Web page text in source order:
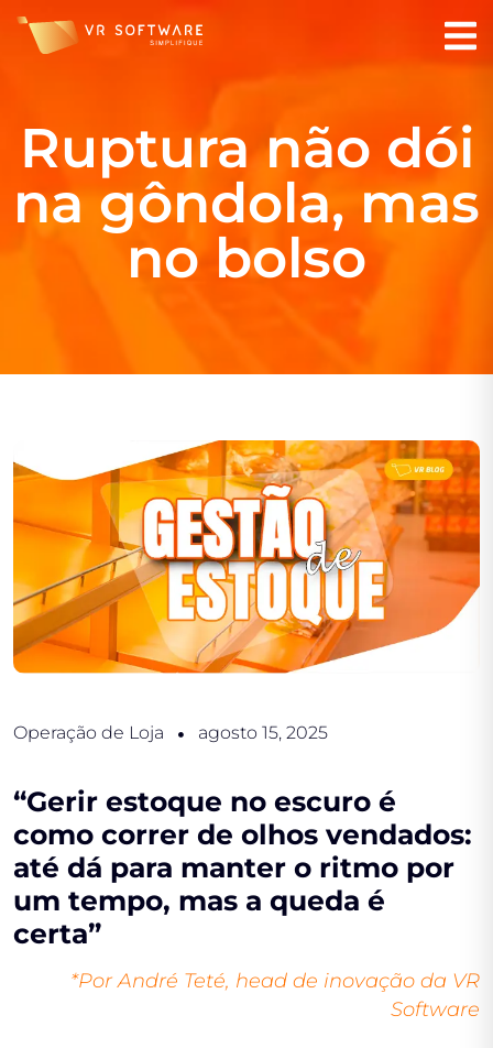
Ruptura não dói
na gôndola, mas
no bolso
Operação de Loja agosto 15, 2025
“Gerir estoque no escuro é
como correr de olhos vendados:
até dá para manter o ritmo por
um tempo, mas a queda é
certa”
*Por André Teté, head de inovação da VR
Software